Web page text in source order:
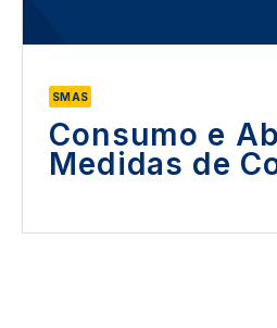
SMAS
Consumo e
Medidas de